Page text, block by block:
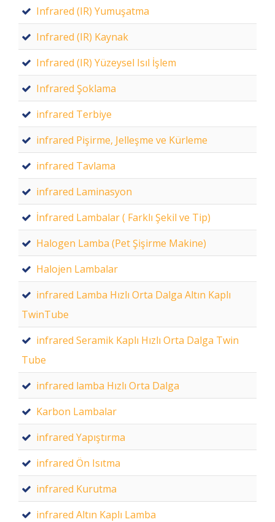
Infrared (IR) Yumuşatma
Infrared (IR) Kaynak
Infrared (IR) Yüzeysel Isıl İşlem
Infrared Şoklama
infrared Terbiye
infrared Pişirme, Jelleşme ve Kürleme
infrared Tavlama
infrared Laminasyon
İnfrared Lambalar ( Farklı Şekil ve Tip)
Halogen Lamba (Pet Şişirme Makine)
Halojen Lambalar
infrared Lamba Hızlı Orta Dalga Altın Kaplı
TwinTube
infrared Seramik Kaplı Hızlı Orta Dalga Twin
Tube
infrared lamba Hızlı Orta Dalga
Karbon Lambalar
infrared Yapıştırma
infrared Ön Isıtma
infrared Kurutma
infrared Altın Kaplı Lamba